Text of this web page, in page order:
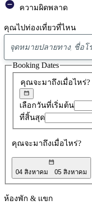
ความผิดพลาด
คุณไปท่องเที่ยวที่ไหน
คุณจะมาถึงเมื่อไหร่?
เลือกวันที่เริ่มต้น
ที่สิ้นสุด
คุณจะมาถึงเมื่อไหร่?
04 สิงหาคม 05 สิงหาคม
Booking Dates
ห้องพัก & แขก